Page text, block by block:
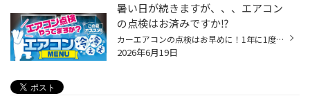
暑い日が続きますが、、、エアコン
の点検はお済みですか⁉
カーエアコンの点検はお早めに！1年に1度が目安です 当店のホームページをご覧いただきありがとうございます。 暑い日々が続いていますが、 おクルマのエアコンの点検はお済みでしょうか？ 家庭用のエアコンも点検やお掃除をするように、 おクルマのエアコンも同様に点検やメンテナンスが必要です！...
2026年6月19日